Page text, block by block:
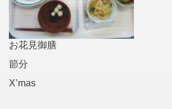
お花見御膳
節分
X’mas